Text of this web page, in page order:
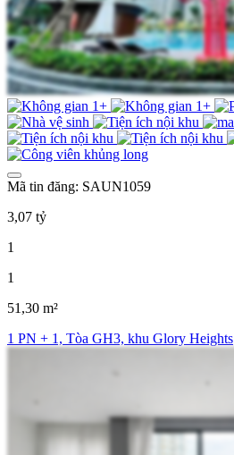
Mã tin đăng: SAUN1059
3,07 tỷ
1
1
51,30 m²
1 PN + 1, Tòa GH3, khu Glory Heights